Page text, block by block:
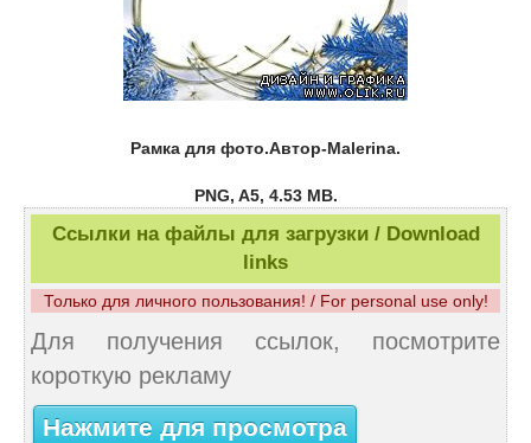
Рамка для фото.Автор-Malerina.
PNG, A5, 4.53 MB.
Ссылки на файлы для загрузки / Download
links
Только для личного пользования! / For personal use only!
Для получения ссылок, посмотрите
короткую рекламу
Нажмите для просмотра